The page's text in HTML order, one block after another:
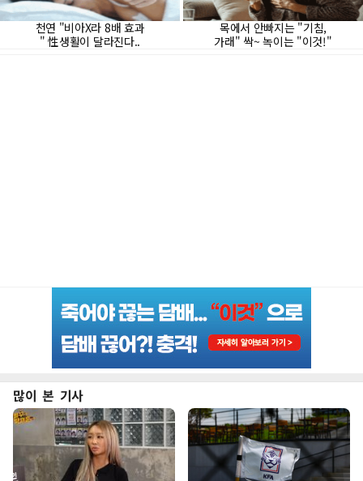
많이 본 기사